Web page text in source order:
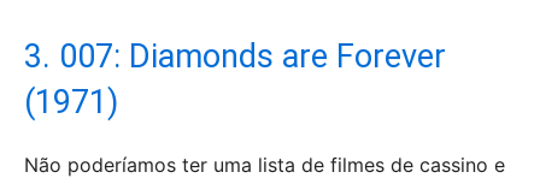
3. 007: Diamonds are Forever
(1971)
Não poderíamos ter uma lista de filmes de cassino e